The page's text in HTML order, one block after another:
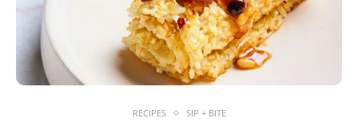
RECIPES SIP + BITE